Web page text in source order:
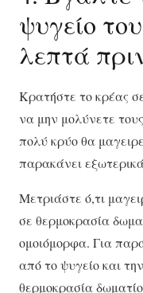
ψυγείο
λεπτά
Κρατήστε το κρέας
να μην μολύνετε
πολύ κρύο θα
παρακάνει
Μετριάστε ό,τι
σε θερμοκρασία
ομοιόμορφα. Για
από το ψυγείο και
θερμοκρασία